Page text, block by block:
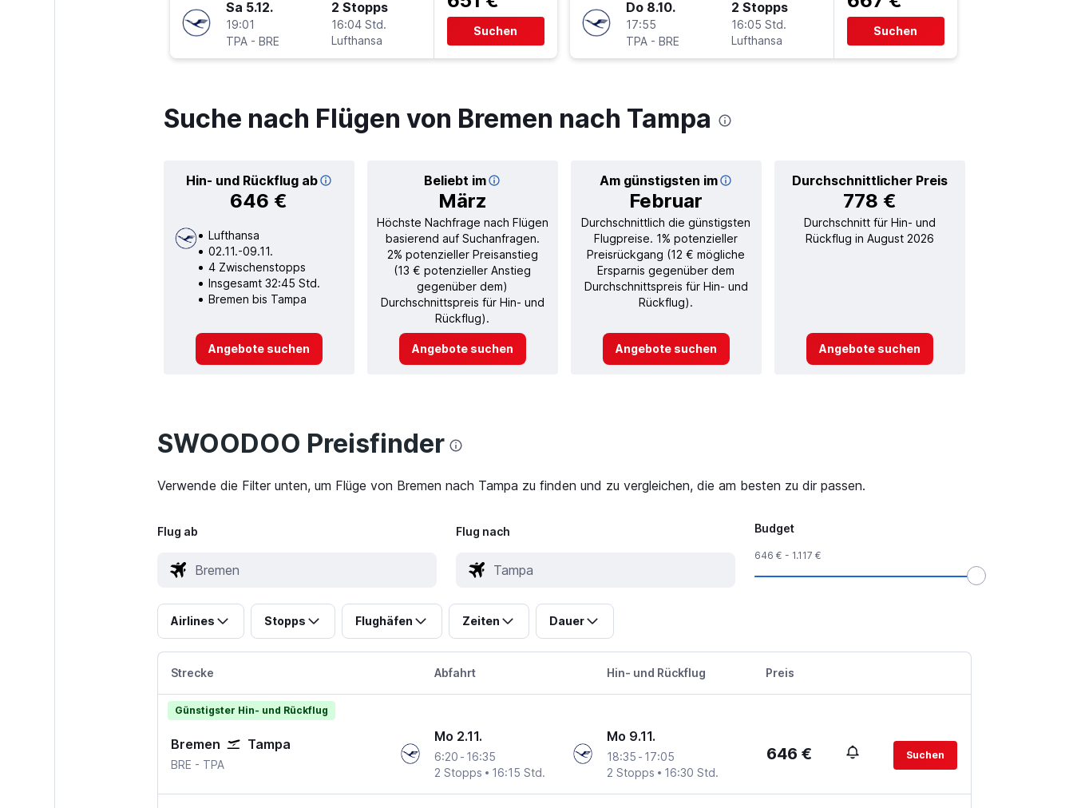
Sa 5.12.
19:01
TPA - BRE
2 Stopps
16:04 Std.
Lufthansa
Suchen
Do 8.10.
17:55
TPA - BRE
2 Stopps
16:05 Std.
Lufthansa
Suchen
Suche nach Flügen von Bremen nach Tampa
Hin- und Rückflug ab
646 €
Beliebt im
März
Am günstigsten im
Februar
Durchschnittlicher Preis
778 €
Lufthansa
02.11.-09.11.
4 Zwischenstopps
Insgesamt 32:45 Std.
Bremen bis Tampa
Angebote suchen
Höchste Nachfrage nach Flügen
basierend auf Suchanfragen.
2% potenzieller Preisanstieg
(13 € potenzieller Anstieg
gegenüber dem)
Durchschnittspreis für Hin- und
Rückflug).
Angebote suchen
Durchschnittlich die günstigsten
Flugpreise. 1% potenzieller
Preisrückgang (12 € mögliche
Ersparnis gegenüber dem
Durchschnittspreis für Hin- und
Rückflug).
Angebote suchen
Durchschnitt für Hin- und
Rückflug in August 2026
Angebote suchen
SWOODOO Preisfinder
Verwende die Filter unten, um Flüge von Bremen nach Tampa zu finden und zu vergleichen, die am besten zu dir passen.
Flug ab Flug nach Budget
646 € - 1.117 €
Airlines Stopps Flughäfen Zeiten Dauer
Strecke Abfahrt Hin- und Rückflug Preis
Günstigster Hin- und Rückflug
Bremen Tampa
BRE Bremen
- TPA
Mo 2.11.
6:20 - 16:35
2 Stopps
16:15 Std.
Mo 9.11.
18:35 - 17:05
2 Stopps
16:30 Std.
646 € Suchen